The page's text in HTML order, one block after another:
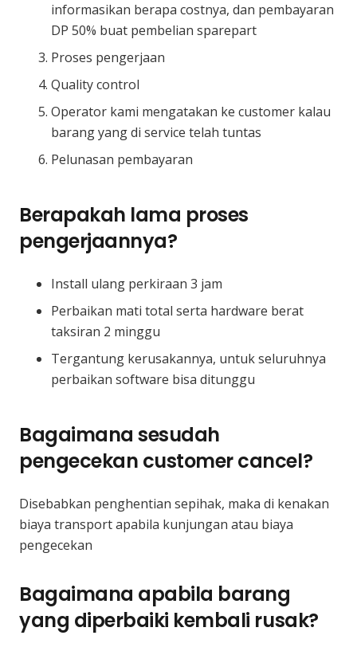
informasikan berapa costnya, dan pembayaran
DP 50% buat pembelian sparepart
Proses pengerjaan
Quality control
Operator kami mengatakan ke customer kalau
barang yang di service telah tuntas
Pelunasan pembayaran
Berapakah lama proses
pengerjaannya?
Install ulang perkiraan 3 jam
Perbaikan mati total serta hardware berat
taksiran 2 minggu
Tergantung kerusakannya, untuk seluruhnya
perbaikan software bisa ditunggu
Bagaimana sesudah
pengecekan customer cancel?
Disebabkan penghentian sepihak, maka di kenakan
biaya transport apabila kunjungan atau biaya
pengecekan
Bagaimana apabila barang
yang diperbaiki kembali rusak?